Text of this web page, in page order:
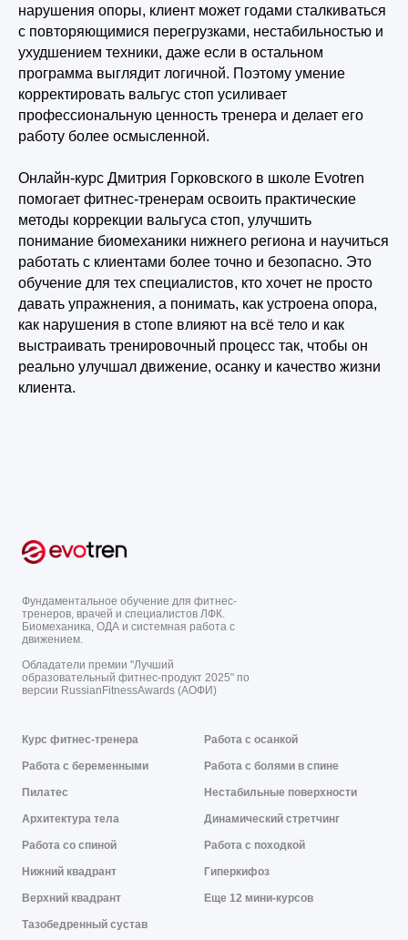
нарушения опоры, клиент может годами сталкиваться
с повторяющимися перегрузками, нестабильностью и
ухудшением техники, даже если в остальном
программа выглядит логичной. Поэтому умение
корректировать вальгус стоп усиливает
профессиональную ценность тренера и делает его
работу более осмысленной.
Онлайн-курс Дмитрия Горковского в школе Evotren
помогает фитнес-тренерам освоить практические
методы коррекции вальгуса стоп, улучшить
понимание биомеханики нижнего региона и научиться
работать с клиентами более точно и безопасно. Это
обучение для тех специалистов, кто хочет не просто
давать упражнения, а понимать, как устроена опора,
как нарушения в стопе влияют на всё тело и как
выстраивать тренировочный процесс так, чтобы он
реально улучшал движение, осанку и качество жизни
клиента.
Фундаментальное обучение для фитнес-
тренеров, врачей и специалистов ЛФК.
Биомеханика, ОДА и системная работа с
движением.
Обладатели премии "Лучший
образовательный фитнес-продукт 2025" по
версии RussianFitnessAwards (АОФИ)
Курс фитнес-тренера
Работа с беременными
Пилатес
Архитектура тела
Работа со спиной
Нижний квадрант
Верхний квадрант
Тазобедренный сустав
Работа с осанкой
Работа с болями в спине
Нестабильные поверхности
Динамический стретчинг
Работа с походкой
Гиперкифоз
Еще 12 мини-курсов